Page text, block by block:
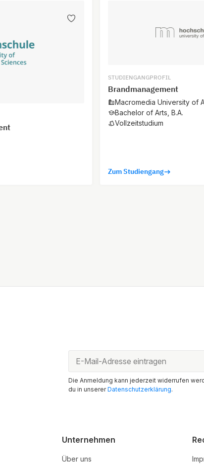
STUDIENGANGPROFIL
Brandmanagement
Macromedia University of
Bachelor of Arts, B.A.
Vollzeitstudium
Zum Studiengang
Die Anmeldung kann jederzeit widerrufen
du in unsererDatenschutzerklärung.
Unternehmen
Über uns